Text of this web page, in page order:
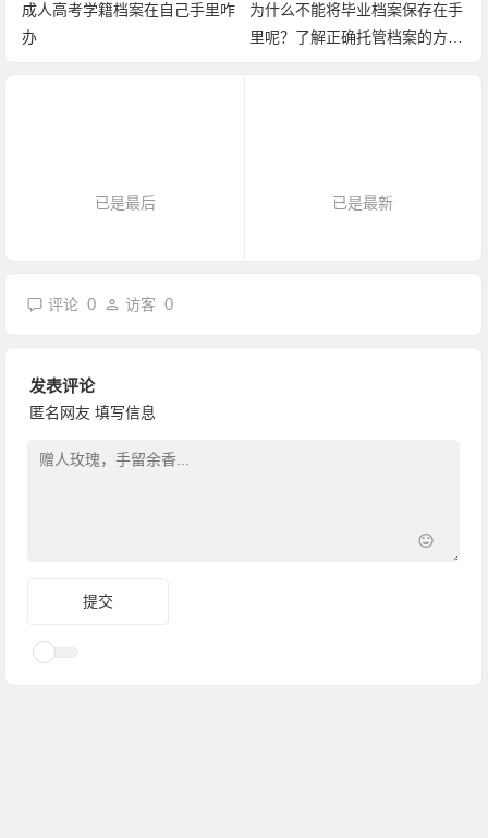
成人高考学籍档案在自己手里咋
办
为什么不能将毕业档案保存在手
里呢？了解正确托管档案的方
已是最后 已是最新
评论0 访客0
发表评论
匿名网友 填写信息